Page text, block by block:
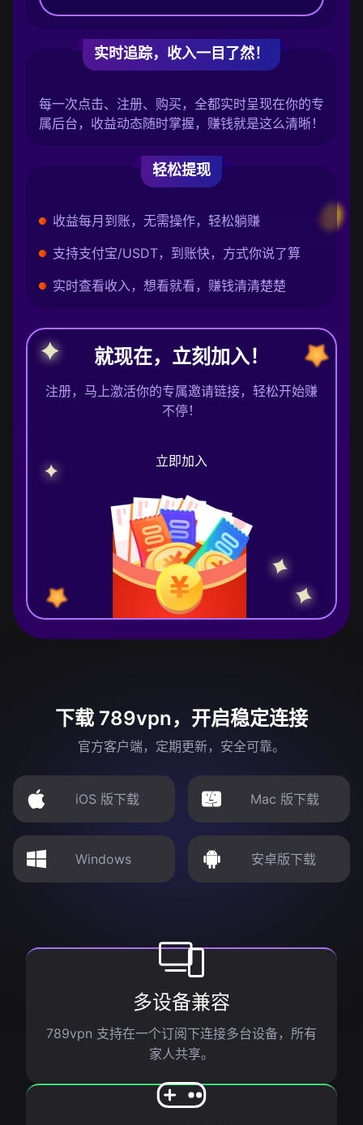
实时追踪，收入一目了然！
每一次点击、注册、购买，全都实时呈现在你的专
属后台，收益动态随时掌握，赚钱就是这么清晰！
轻松提现
收益每月到账，无需操作，轻松躺赚
支持支付宝/USDT，到账快，方式你说了算
实时查看收入，想看就看，赚钱清清楚楚
就现在，立刻加入！
注册，马上激活你的专属邀请链接，轻松开始赚
不停！
立即加入
下载 789vpn，开启稳定连接
官方客户端，定期更新，安全可靠。
iOS 版下载 Mac 版下载
Windows 安卓版下载
多设备兼容
789vpn 支持在一个订阅下连接多台设备，所有
家人共享。